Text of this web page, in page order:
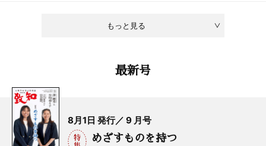
もっと見る
最新号
8月1日 発行／ 9 月号
めざすものを持つ